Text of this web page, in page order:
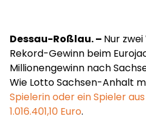
Dessau-Roßlau. – Nur
Rekord-Gewinn beim
Millionengewinn nach
Wie Lotto Sachsen-Anhalt
Spielerin oder ein Spieler
1.016.401,10 Euro.